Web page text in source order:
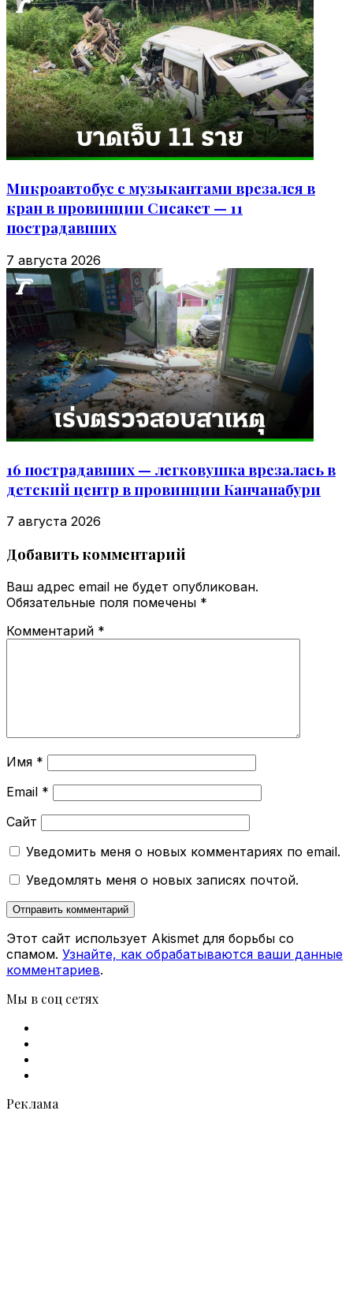
Микроавтобус с музыкантами врезался в
кран в провинции Сисакет — 11
пострадавших
7 августа 2026
16 пострадавших — легковушка врезалась в
детский центр в провинции Канчанабури
7 августа 2026
Добавить комментарий
Ваш адрес email не будет опубликован.
Обязательные поля помечены *
Комментарий *
Имя *
Email *
Сайт
Уведомить меня о новых комментариях по email.
Уведомлять меня о новых записях почтой.
Этот сайт использует Akismet для борьбы со
спамом. Узнайте, как обрабатываются ваши данные
комментариев.
Мы в соц сетях
Реклама